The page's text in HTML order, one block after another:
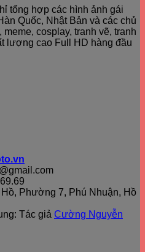
tổng hợp các hình ảnh gái
Quốc, Nhật Bản và các chủ
cosplay, tranh vẽ, tranh
lượng cao Full HD hàng đầu
Phường 7, Phú Nhuận, Hồ
Tác giả Cường Nguyễn